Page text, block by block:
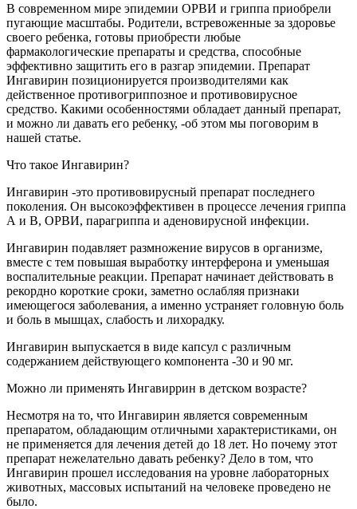
В современном мире эпидемии ОРВИ и гриппа приобрели
пугающие масштабы. Родители, встревоженные за здоровье
своего ребенка, готовы приобрести любые
фармакологические препараты и средства, способные
эффективно защитить его в разгар эпидемии. Препарат
Ингавирин позиционируется производителями как
действенное противогриппозное и противовирусное
средство. Какими особенностями обладает данный препарат,
и можно ли давать его ребенку, -об этом мы поговорим в
нашей статье.
Что такое Ингавирин?
Ингавирин -это противовирусный препарат последнего
поколения. Он высокоэффективен в процессе лечения гриппа
А и В, ОРВИ, парагриппа и аденовирусной инфекции.
Ингавирин подавляет размножение вирусов в организме,
вместе с тем повышая выработку интерферона и уменьшая
воспалительные реакции. Препарат начинает действовать в
рекордно короткие сроки, заметно ослабляя признаки
имеющегося заболевания, а именно устраняет головную боль
и боль в мышцах, слабость и лихорадку.
Ингавирин выпускается в виде капсул с различным
содержанием действующего компонента -30 и 90 мг.
Можно ли применять Ингавиррин в детском возрасте?
Несмотря на то, что Ингавирин является современным
препаратом, обладающим отличными характеристиками, он
не применяется для лечения детей до 18 лет. Но почему этот
препарат нежелательно давать ребенку? Дело в том, что
Ингавирин прошел исследования на уровне лабораторных
животных, массовых испытаний на человеке проведено не
было.